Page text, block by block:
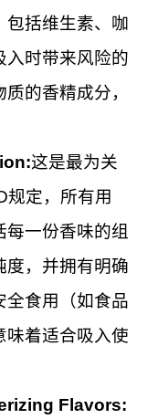
包括维生素、咖
入时带来风险的
的香精成分，
这是最为关
规定，所有用
一份香味的组
，并拥有明确
全食用（如食品
味着适合吸入使
Flavors: